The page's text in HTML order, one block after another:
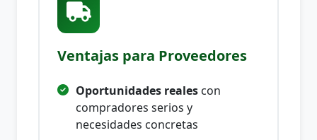
Ventajas para Proveedores
Oportunidades reales con
compradores serios y
necesidades concretas